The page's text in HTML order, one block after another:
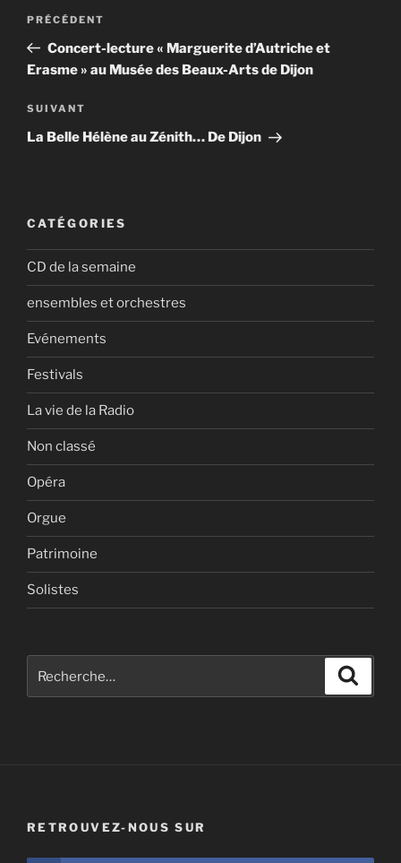
Navigation
l’article
Article
précédent
PRÉCÉDENT
Concert-lecture « Marguerite d’Autriche et
Erasme » au Musée des Beaux-Arts de Dijon
Article
suivant
SUIVANT
La Belle Hélène au Zénith… De Dijon
CATÉGORIES
CD de la semaine
ensembles et orchestres
Evénements
Festivals
La vie de la Radio
Non classé
Opéra
Orgue
Patrimoine
Solistes
pour
RETROUVEZ-NOUS SUR